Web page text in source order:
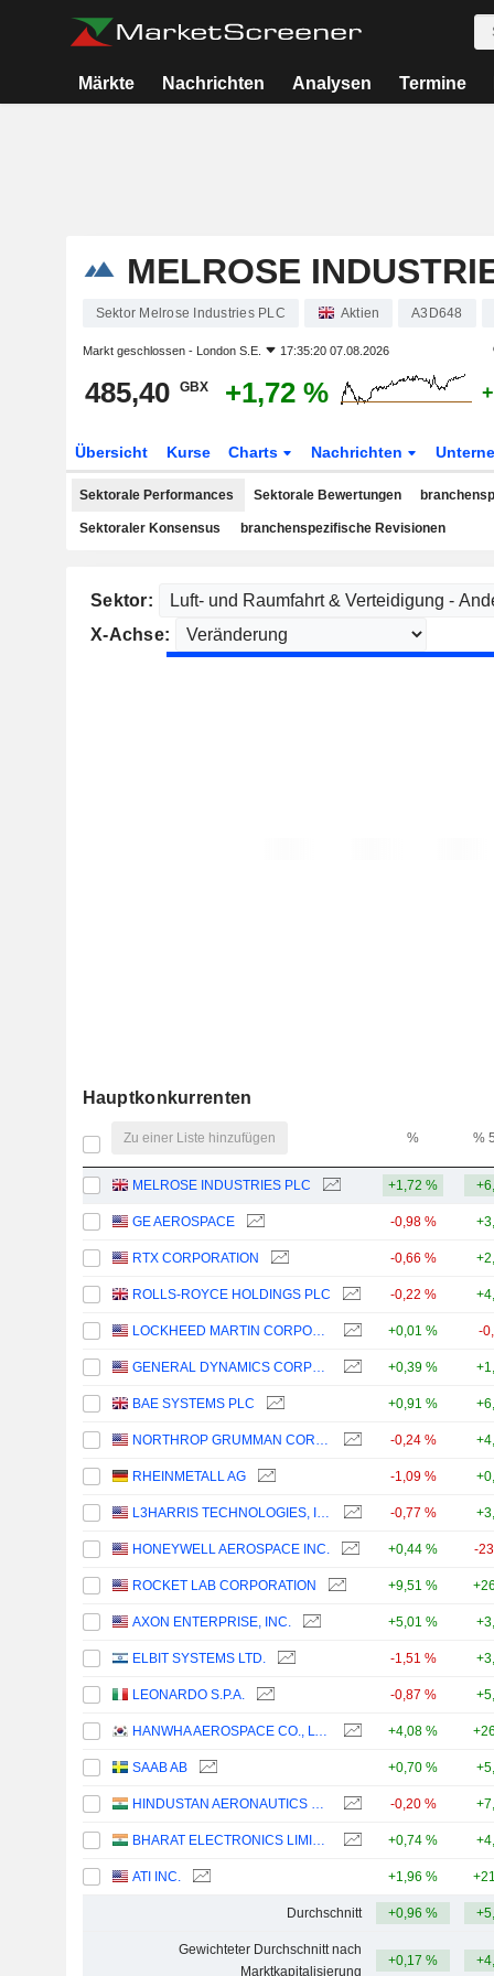
Märkte Nachrichten Analysen Termine
MELROSE
Sektor Melrose Industries PLC Aktien A3D648
Markt geschlossen - London S.E. 17:35:20 07.08.2026
485,40 GBX +1,72 %
Übersicht Kurse Charts Nachrichten
Sektorale Performances Sektorale Bewertungen
Sektoraler Konsensus branchenspezifische Revisionen
Sektor:
X-Achse:
Hauptkonkurrenten
Zu einer Liste hinzufügen % %
MELROSE INDUSTRIES PLC +1,72 %
GE AEROSPACE -0,98 %
RTX CORPORATION -0,66 %
ROLLS-ROYCE HOLDINGS PLC -0,22 %
LOCKHEED MARTIN CORPORATION +0,01 % -
GENERAL DYNAMICS CORPORATION +0,39 %
BAE SYSTEMS PLC +0,91 %
NORTHROP GRUMMAN CORPORATION -0,24 %
RHEINMETALL AG -1,09 %
L3HARRIS TECHNOLOGIES, INC. -0,77 %
HONEYWELL AEROSPACE INC. +0,44 % -
ROCKET LAB CORPORATION +9,51 %
AXON ENTERPRISE, INC. +5,01 %
ELBIT SYSTEMS LTD. -1,51 %
LEONARDO S.P.A. -0,87 %
HANWHA AEROSPACE CO., LTD. +4,08 %
SAAB AB +0,70 %
HINDUSTAN AERONAUTICS LIMITED -0,20 %
BHARAT ELECTRONICS LIMITED +0,74 %
ATI INC. +1,96 %
Durchschnitt +0,96 %
Gewichteter Durchschnitt nach
Marktkapitalisierung
+0,17 %